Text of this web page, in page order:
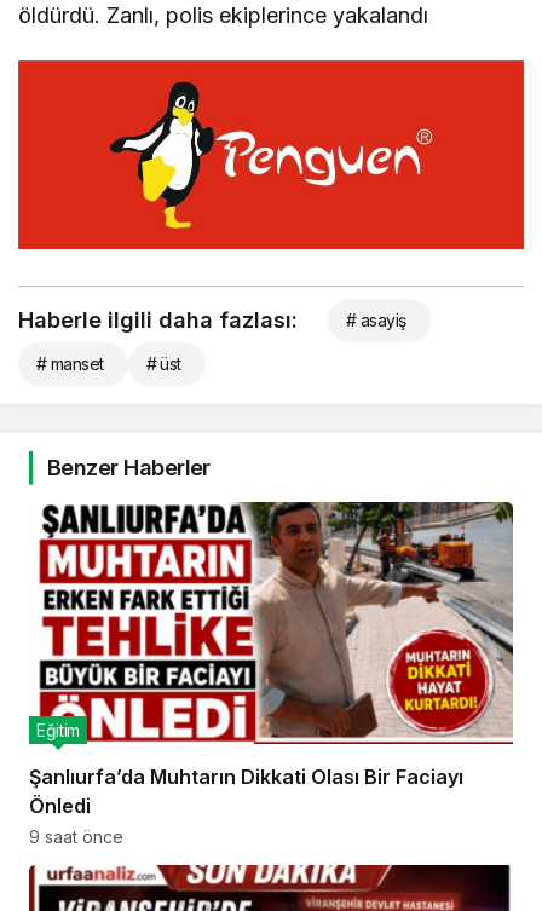
öldürdü. Zanlı, polis ekiplerince yakalandı
Haberle ilgili daha fazlası: # asayiş
# manset # üst
Benzer Haberler
Şanlıurfa’da Muhtarın Dikkati Olası Bir Faciayı
Önledi
Eğitim
9 saat önce